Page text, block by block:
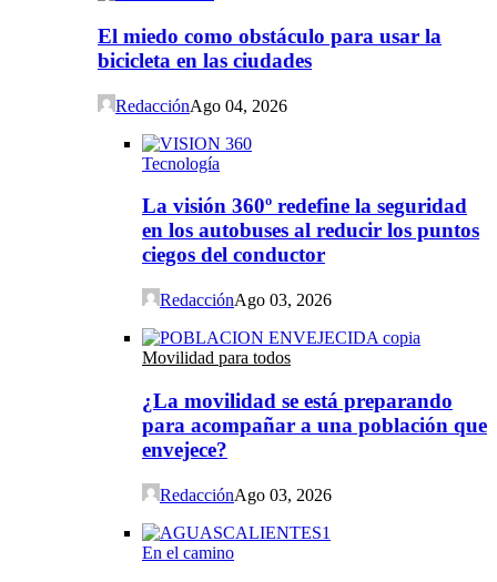
El miedo como obstáculo para usar la
bicicleta en las ciudades
RedacciónAgo 04, 2026
Tecnología
La visión 360º redefine la seguridad
en los autobuses al reducir los puntos
ciegos del conductor
RedacciónAgo 03, 2026
Movilidad para todos
¿La movilidad se está preparando
para acompañar a una población que
envejece?
RedacciónAgo 03, 2026
En el camino